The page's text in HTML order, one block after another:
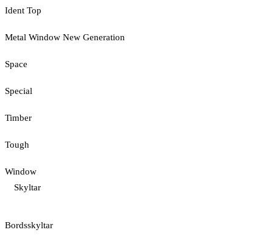
Ident Top
Metal Window New Generation
Space
Special
Timber
Tough
Window
Skyltar
Bordsskyltar